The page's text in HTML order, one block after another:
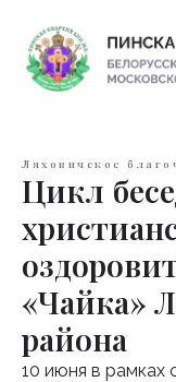
Ляховичское
Цикл
«Чайка»
района
10 июня в рамках